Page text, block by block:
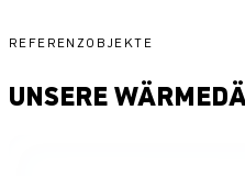
REFERENZOBJEKTE
UNSERE